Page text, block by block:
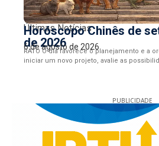
Últimas Notícias
Horóscopo Chinês de
de 2026
6 de agosto de 2026
RATO O dia favorece o planejamento e a
iniciar um novo projeto, avalie as
PUBLICIDADE